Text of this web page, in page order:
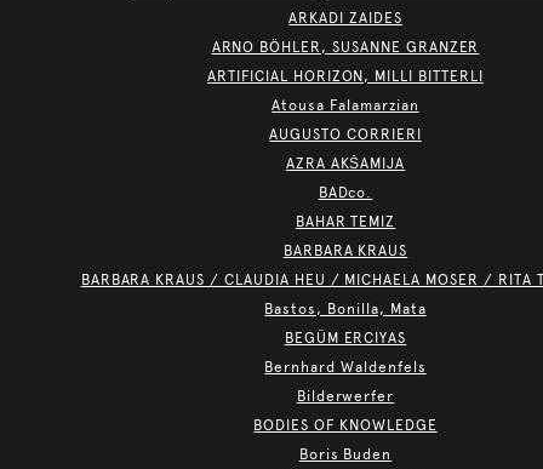
ARKADI ZAIDES
ARNO BÖHLER, SUSANNE GRANZER
ARTIFICIAL HORIZON, MILLI BITTERLI
Atousa Falamarzian
AUGUSTO CORRIERI
AZRA AKŠAMIJA
BADco.
BAHAR TEMIZ
BARBARA KRAUS
BARBARA KRAUS / CLAUDIA HEU / MICHAELA MOSER / RITA
Bastos, Bonilla, Mata
BEGÜM ERCIYAS
Bernhard Waldenfels
Bilderwerfer
BODIES OF KNOWLEDGE
Boris Buden